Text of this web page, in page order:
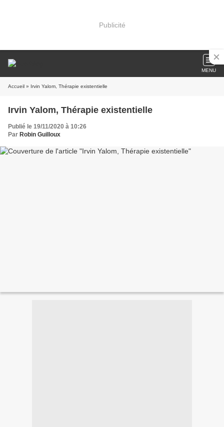
Publicité
MENU
Accueil » Irvin Yalom, Thérapie existentielle
Irvin Yalom, Thérapie existentielle
Publié le 19/11/2020 à 10:26
Par Robin Guilloux